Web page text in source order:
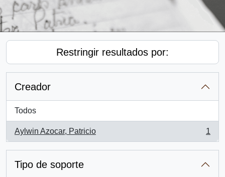
Restringir resultados por:
Creador
Todos
Aylwin Azocar, Patricio
, 1 resultados
1
Tipo de soporte